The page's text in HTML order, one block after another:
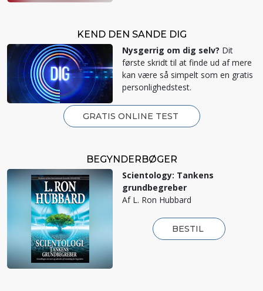
KEND DEN SANDE DIG
Nysgerrig om dig selv? Dit
første skridt til at finde ud af mere
kan være så simpelt som en gratis
personlighedstest.
GRATIS ONLINE TEST
BEGYNDERBØGER
Scientology: Tankens
grundbegreber
Af L. Ron Hubbard
BESTIL